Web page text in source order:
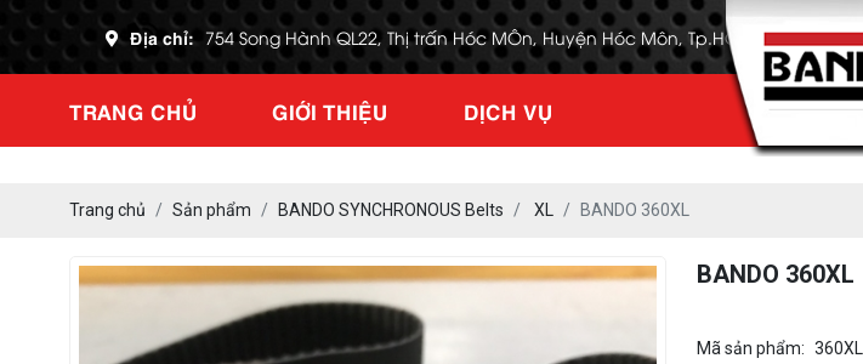
Địa chỉ: 754 Song Hành QL22, Thị trấn Hóc MÔn, Huyện Hóc Môn, Tp.HCM
TRANG CHỦ GIỚI THIỆU DỊCH VỤ
Trang chủ Sản phẩm BANDO SYNCHRONOUS Belts XL BANDO 360XL
BANDO 360XL
Mã sản phẩm: 360XL